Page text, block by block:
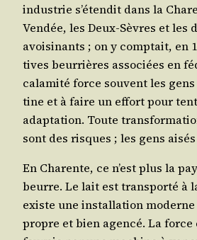
indus­trie s’é­ten­dit dans la
Ven­dée, les Deux-Sèvres et les
avoi­si­nants ; on y comp­tait, en
tives beur­rières asso­ciées en
cala­mi­té force sou­vent les
tine et à faire un effort pour
adap­ta­tion. Toute
sont des risques ; les gens
En Cha­rente, ce n’est plus la
beurre. Le lait est trans­por­té à
existe une ins­tal­la­tion
propre et bien agen­cé. La